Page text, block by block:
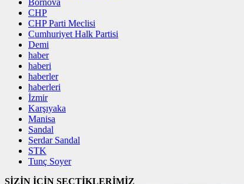
CHP
CHP Parti Meclisi
Cumhuriyet Halk Partisi
Demi
haber
haberi
haberler
haberleri
İzmir
Karşıyaka
Manisa
Sandal
Serdar Sandal
STK
Tunç Soyer
SİZİN İÇİN SEÇTİKLERİMİZ